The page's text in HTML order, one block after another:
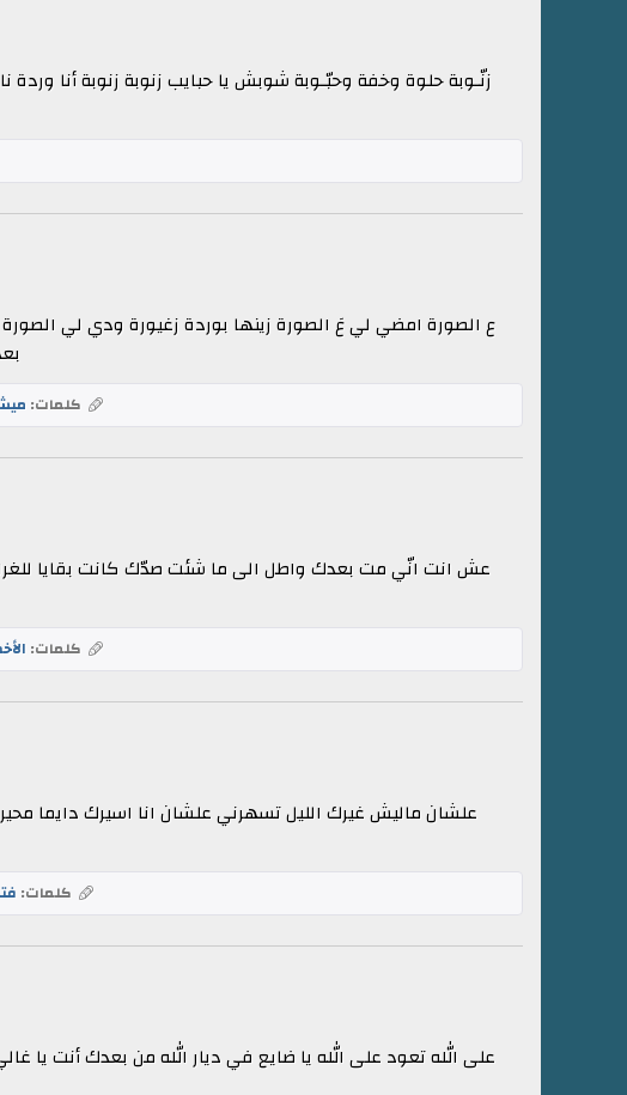
زنّـوبة حلوة وخفة وحبّـوبة شوبش يا حبايب زنوبة زنوبة أنا
ع الصورة امضي لي عَ الصورة زينها بوردة زغيورة ودي لي
كلمات:
عش انت انّي مت بعدك واطل الى ما شئت صدّك كانت بقايا
كلمات:
علشان ماليش غيرك الليل تسهرني علشان انا اسيرك دايما
كلمات:
على الله تعود على الله يا ضايع في ديار الله من بعدك أنت يا